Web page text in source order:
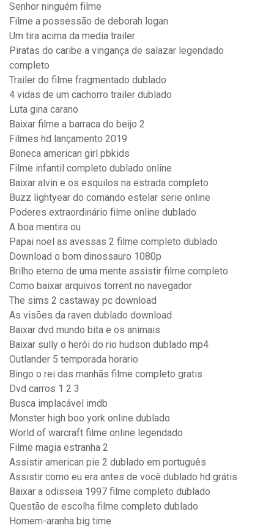
Senhor ninguém filme
Filme a possessão de deborah logan
Um tira acima da media trailer
Piratas do caribe a vingança de salazar legendado
completo
Trailer do filme fragmentado dublado
4 vidas de um cachorro trailer dublado
Luta gina carano
Baixar filme a barraca do beijo 2
Filmes hd lançamento 2019
Boneca american girl pbkids
Filme infantil completo dublado online
Baixar alvin e os esquilos na estrada completo
Buzz lightyear do comando estelar serie online
Poderes extraordinário filme online dublado
A boa mentira ou
Papai noel as avessas 2 filme completo dublado
Download o bom dinossauro 1080p
Brilho eterno de uma mente assistir filme completo
Como baixar arquivos torrent no navegador
The sims 2 castaway pc download
As visões da raven dublado download
Baixar dvd mundo bita e os animais
Baixar sully o herói do rio hudson dublado mp4
Outlander 5 temporada horario
Bingo o rei das manhãs filme completo gratis
Dvd carros 1 2 3
Busca implacável imdb
Monster high boo york online dublado
World of warcraft filme online legendado
Filme magia estranha 2
Assistir american pie 2 dublado em português
Assistir como eu era antes de você dublado hd grátis
Baixar a odisseia 1997 filme completo dublado
Questão de escolha filme completo dublado
Homem-aranha big time